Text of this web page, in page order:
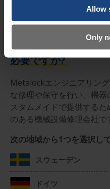
Allow
Only
お客様の緊急事態に
必要ですか?
Metalockエンジニアリン
な修理や保守を行い、機
スタムメイドで提供する
のある機械設備修理会社で
次の地域から1つを選択し
スウェーデン
ドイツ